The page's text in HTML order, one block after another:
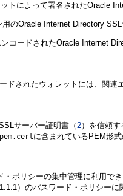
トによって署名されたOracle
のOracle Internet Directory
コードされたOracle Internet
ドされたウォレットには、関
サーバー証明書（2）を信頼
pem.certに含まれているPEM形
ポリシーの集中管理に利用で
）のパスワード・ポリシーに